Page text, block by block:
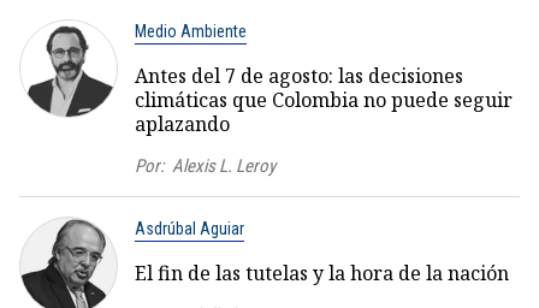
Medio Ambiente
Antes del 7 de agosto: las decisiones
climáticas que Colombia no puede seguir
aplazando
Por: Alexis L. Leroy
Asdrúbal Aguiar
El fin de las tutelas y la hora de la nación